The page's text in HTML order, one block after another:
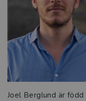
Joel Berglund är